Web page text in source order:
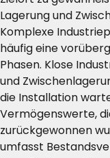
Lagerung und
Komplexe
häufig eine
Phasen. Klose
und
die Installation
Vermögenswerte,
zurückgewonnen
umfasst